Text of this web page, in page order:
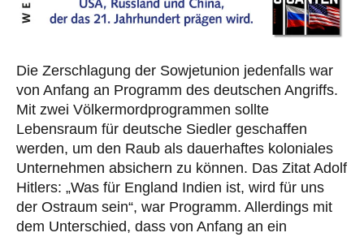
Die Zerschlagung der Sowjetunion jedenfalls war
von Anfang an Programm des deutschen Angriffs.
Mit zwei Völkermordprogrammen sollte
Lebensraum für deutsche Siedler geschaffen
werden, um den Raub als dauerhaftes koloniales
Unternehmen absichern zu können. Das Zitat Adolf
Hitlers: „Was für England Indien ist, wird für uns
der Ostraum sein“, war Programm. Allerdings mit
dem Unterschied, dass von Anfang an ein